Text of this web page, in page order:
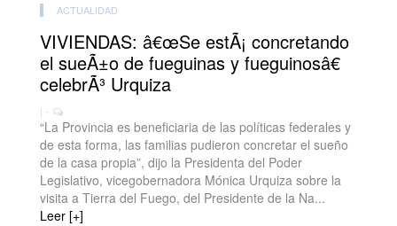
ACTUALIDAD
VIVIENDAS: â€œSe estÃ¡ concretando
el sueÃ±o de fueguinas y fueguinosâ€
celebrÃ³ Urquiza
| -
“La Provincia es beneficiaria de las políticas federales y
de esta forma, las familias pudieron concretar el sueño
de la casa propia”, dijo la Presidenta del Poder
Legislativo, vicegobernadora Mónica Urquiza sobre la
visita a Tierra del Fuego, del Presidente de la Na...
Leer [+]